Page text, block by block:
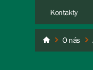
Kontakty
AOPK ČR
O nás